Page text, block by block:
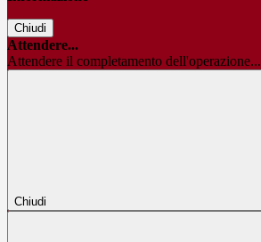
Chiudi
Attendere...
Attendere il completamento dell'operazione...
Chiudi